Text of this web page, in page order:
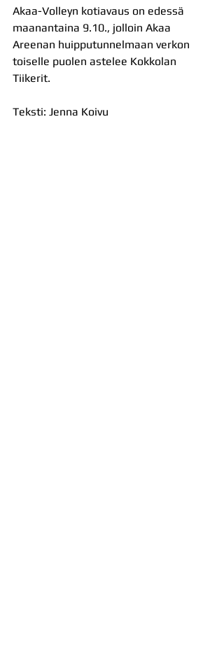
Akaa-Volleyn kotiavaus on edessä
maanantaina 9.10., jolloin Akaa
Areenan huipputunnelmaan verkon
toiselle puolen astelee Kokkolan
Tiikerit.
Teksti: Jenna Koivu